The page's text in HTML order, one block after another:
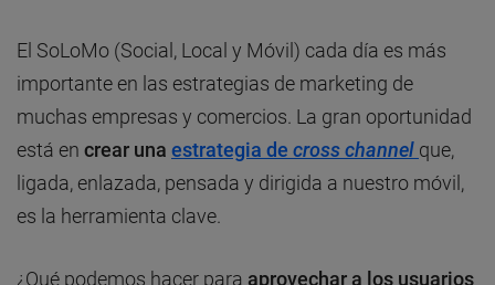
El SoLoMo (Social, Local y Móvil) cada día es más
importante en las estrategias de marketing de
muchas empresas y comercios. La gran oportunidad
está en crear una estrategia de cross channel que,
ligada, enlazada, pensada y dirigida a nuestro móvil,
es la herramienta clave.
¿Qué podemos hacer para aprovechar a los usuarios